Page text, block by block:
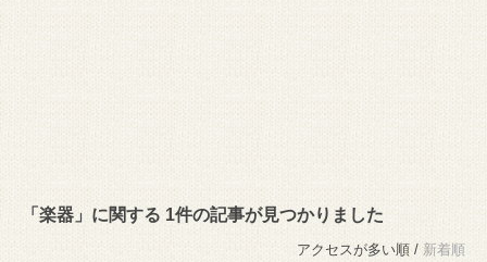
「楽器」に関する 1件の記事が見つかりました
アクセスが多い順 / 新着順